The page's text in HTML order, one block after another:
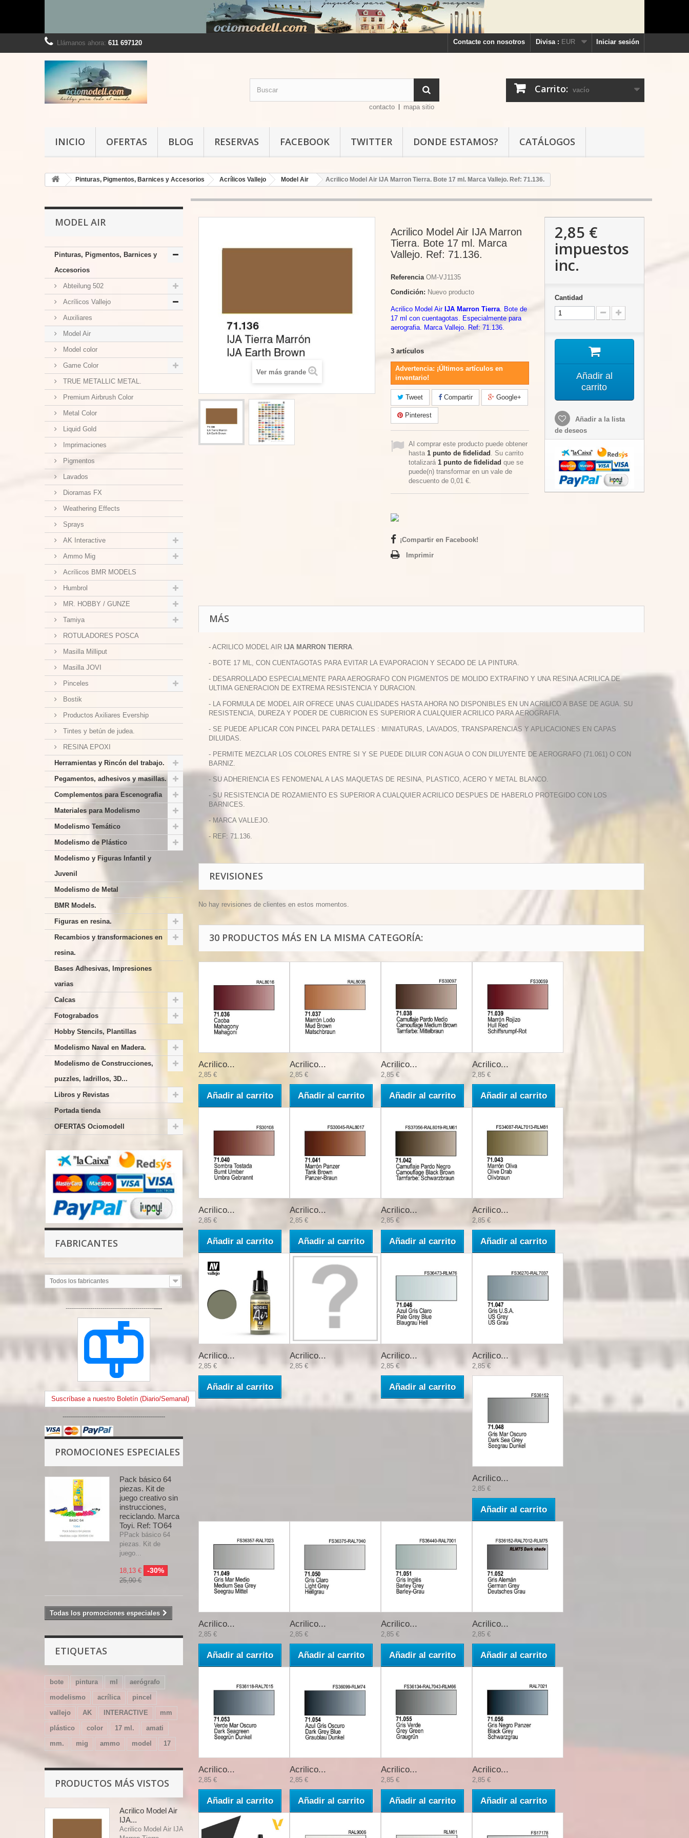
Iniciar sesión
Divisa : EUR
Contacte con nosotros
Llámanos ahora: 611 697120
Carrito: vacío
contacto mapa sitio
INICIO OFERTAS BLOG RESERVAS FACEBOOK TWITTER DONDE ESTAMOS? CATÁLOGOS
Pinturas, Pigmentos, Barnices y Accesorios Acrílicos Vallejo Model Air Acrilico Model Air IJA Marron Tierra. Bote 17 ml. Marca Vallejo. Ref: 71.136.
MODEL AIR
Pinturas, Pigmentos, Barnices y
Accesorios
Abteilung 502
Acrílicos Vallejo
Auxiliares
Model Air
Model color
Game Color
TRUE METALLIC METAL.
Premium Airbrush Color
Metal Color
Liquid Gold
Imprimaciones
Pigmentos
Lavados
Dioramas FX
Weathering Effects
Sprays
AK Interactive
Ammo Mig
Acrílicos BMR MODELS
Humbrol
MR. HOBBY / GUNZE
Tamiya
ROTULADORES POSCA
Masilla Milliput
Masilla JOVI
Pinceles
Bostik
Productos Axiliares Evership
Tintes y betún de judea.
RESINA EPOXI
Herramientas y Rincón del trabajo.
Pegamentos, adhesivos y masillas.
Complementos para Escenografia
Materiales para Modelismo
Modelismo Temático
Modelismo de Plástico
Modelismo y Figuras Infantil y
Juvenil
Modelismo de Metal
BMR Models.
Figuras en resina.
Recambios y transformaciones en
resina.
Bases Adhesivas, Impresiones
varias
Calcas
Fotograbados
Hobby Stencils, Plantillas
Modelismo Naval en Madera.
Modelismo de Construcciones,
puzzles, ladrillos, 3D...
Libros y Revistas
Portada tienda
OFERTAS Ociomodell
FABRICANTES
Todos los fabricantes
-----------------------------------------------
Suscríbase a nuestro Boletín (Diario/Semanal)
--------------------------------------------------
PROMOCIONES ESPECIALES
Pack básico 64
piezas. Kit de
juego creativo sin
instrucciones,
reciclando. Marca
Toyi. Ref: TO64
PPack básico 64
piezas. Kit de
juego...
18,13 € -30%
25,90 €
Todas los promociones especiales
ETIQUETAS
bote pintura ml
aerógrafo
modelismo
acrílica
pincel
vallejo
AK INTERACTIVE
mm
plástico
color 17 ml.
amati
mm.
mig ammo model 17
PRODUCTOS MÁS VISTOS
Acrilico Model Air
IJA...
Acrilico Model Air IJA
Ver más grande
Acrilico Model Air IJA Marron
Tierra. Bote 17 ml. Marca
Vallejo. Ref: 71.136.
Referencia OM-VJ1135
Condición: Nuevo producto
Acrilico Model AirIJA Marron Tierra. Bote de
17 ml con cuentagotas. Especialmente para
aerografia. Marca Vallejo. Ref: 71.136.
3 artículos
Advertencia: ¡Últimos artículos en
inventario!
Tweet Compartir Google+
Pinterest
Al comprar este producto puede obtener
hasta 1 punto de fidelidad . Su carrito
totalizará 1 punto de fidelidad que se
puede(n) transformar en un vale de
descuento de 0,01 €.
¡Compartir en Facebook!
Imprimir
2,85 €
impuestos
inc.
Cantidad
Añadir al
carrito
Añadir a la lista
de deseos
MÁS
- ACRILICO MODEL AIR IJA MARRON TIERRA.
- BOTE 17 ML, CON CUENTAGOTAS PARA EVITAR LA EVAPORACION Y SECADO DE LA PINTURA.
- DESARROLLADO ESPECIALMENTE PARA AEROGRAFO CON PIGMENTOS DE MOLIDO EXTRAFINO Y UNA RESINA ACRILICA DE
ULTIMA GENERACION DE EXTREMA RESISTENCIA Y DURACION.
- LA FORMULA DE MODEL AIR OFRECE UNAS CUALIDADES HASTA AHORA NO DISPONIBLES EN UN ACRILICO A BASE DE AGUA. SU
RESISTENCIA, DUREZA Y PODER DE CUBRICION ES SUPERIOR A CUALQUIER ACRILICO PARA AEROGRAFIA.
- SE PUEDE APLICAR CON PINCEL PARA DETALLES : MINIATURAS, LAVADOS, TRANSPARENCIAS Y APLICACIONES EN CAPAS
DILUIDAS.
- PERMITE MEZCLAR LOS COLORES ENTRE SI Y SE PUEDE DILUIR CON AGUA O CON DILUYENTE DE AEROGRAFO (71.061) O CON
BARNIZ.
- SU ADHERIENCIA ES FENOMENAL A LAS MAQUETAS DE RESINA, PLASTICO, ACERO Y METAL BLANCO.
- SU RESISTENCIA DE ROZAMIENTO ES SUPERIOR A CUALQUIER ACRILICO DESPUES DE HABERLO PROTEGIDO CON LOS
BARNICES.
- MARCA VALLEJO.
- REF: 71.136.
REVISIONES
No hay revisiones de clientes en estos momentos.
30 PRODUCTOS MÁS EN LA MISMA CATEGORÍA:
Acrilico...
2,85 €
Añadir al carrito
Acrilico...
2,85 €
Añadir al carrito
Acrilico...
2,85 €
Añadir al carrito
Acrilico...
2,85 €
Añadir al carrito
Acrilico...
2,85 €
Añadir al carrito
Acrilico...
2,85 €
Añadir al carrito
Acrilico...
2,85 €
Añadir al carrito
Acrilico...
2,85 €
Añadir al carrito
Acrilico...
2,85 €
Añadir al carrito
Acrilico...
2,85 €
Acrilico...
2,85 €
Añadir al carrito
Acrilico...
2,85 €
Acrilico...
2,85 €
Añadir al carrito
Acrilico...
2,85 €
Añadir al carrito
Acrilico...
2,85 €
Añadir al carrito
Acrilico...
2,85 €
Añadir al carrito
Acrilico...
2,85 €
Añadir al carrito
Acrilico...
2,85 €
Añadir al carrito
Acrilico...
2,85 €
Añadir al carrito
Acrilico...
2,85 €
Añadir al carrito
Acrilico...
2,85 €
Añadir al carrito